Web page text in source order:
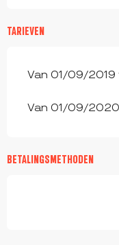
TARIEVEN
Van 01/09/
Van 01/09/
BETALINGSMETHODEN